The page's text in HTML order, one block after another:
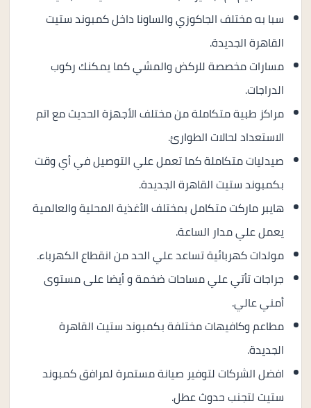
سبا به مختلف الجاكوزي والساونا داخل كمبوند ستيت
القاهرة الجديدة.
مسارات مخصصة للركض والمشي كما يمكنك ركوب
الدراجات.
مراكز طبية متكاملة من مختلف الأجهزة الحديث مع اتم
الاستعداد لحالات الطوارئ.
صيدليات متكاملة كما تعمل علي التوصيل في أي وقت
بكمبوند ستيت القاهرة الجديدة.
هايبر ماركت متكامل بمختلف الأغذية المحلية والعالمية
يعمل علي مدار الساعة.
مولدات كهربائية تساعد علي الحد من انقطاع الكهرباء.
جراجات تأتي علي مساحات ضخمة و أيضا على مستوى
أمني عالي.
مطاعم وكافيهات مختلفة بكمبوند ستيت القاهرة
الجديدة.
افضل الشركات لتوفير صيانة مستمرة لمرافق كمبوند
ستيت لتجنب حدوث عطل.